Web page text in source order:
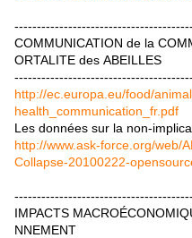
COMMUNICATION de la
ORTALITE des ABEILLES
http://ec.europa.eu/food/
health_communication_fr.pdf
Les données sur la non-
http://www.ask-force.org/web/
Collapse-20100222-
IMPACTS
NNEMENT